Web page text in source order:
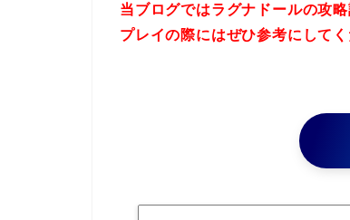
当ブログではラグナドールの攻
プレイの際にはぜひ参考にしてく